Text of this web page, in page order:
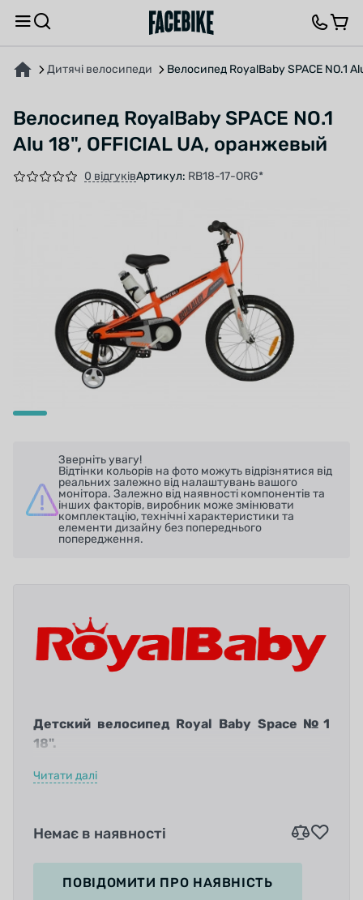
Дитячі велосипеди Велосипед RoyalBaby SPACE NO.1
Велосипед RoyalBaby SPACE NO.1
Alu 18", OFFICIAL UA, оранжевый
0 відгуківАртикул: RB18-17-ORG*
Зверніть увагу!
Відтінки кольорів на фото можуть відрізнятися від
реальних залежно від налаштувань вашого
монітора. Залежно від наявності компонентів та
інших факторів, виробник може змінювати
комплектацію, технічні характеристики та
елементи дизайну без попереднього
попередження.
Детский велосипед Royal Baby Space №1
18".
Стильный детский велосипед с облегченной
рамой понравится любителям спортивного
Читати далі
Немає в наявності
ПОВІДОМИТИ ПРО НАЯВНІСТЬ
ПРО ТОВАР ВІДГУКИ ТА ЗАПИТАННЯ